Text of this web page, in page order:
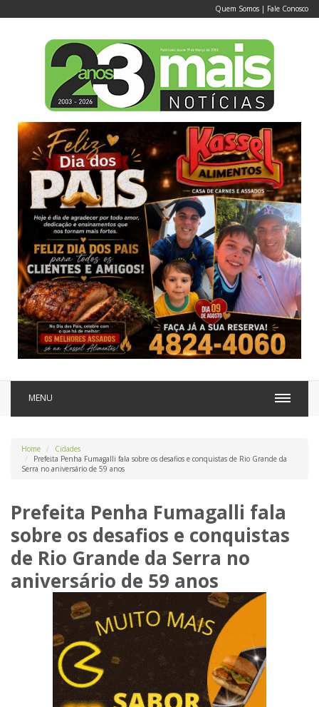
Quem Somos | Fale Conosco
MENU
Home
Cidades
Prefeita Penha Fumagalli fala sobre os desafios e conquistas de Rio Grande da
Serra no aniversário de 59 anos
Prefeita Penha Fumagalli fala
sobre os desafios e conquistas
de Rio Grande da Serra no
aniversário de 59 anos